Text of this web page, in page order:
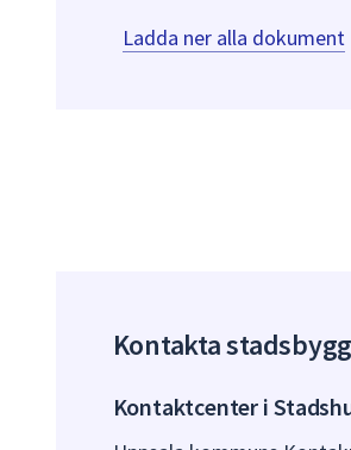
Ladda ner alla dokument
Kontakta
Kontaktcenter i